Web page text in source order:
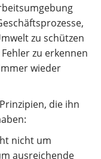
zu schützen
zu erkennen
wieder
die ihn
nicht um
ausreichende